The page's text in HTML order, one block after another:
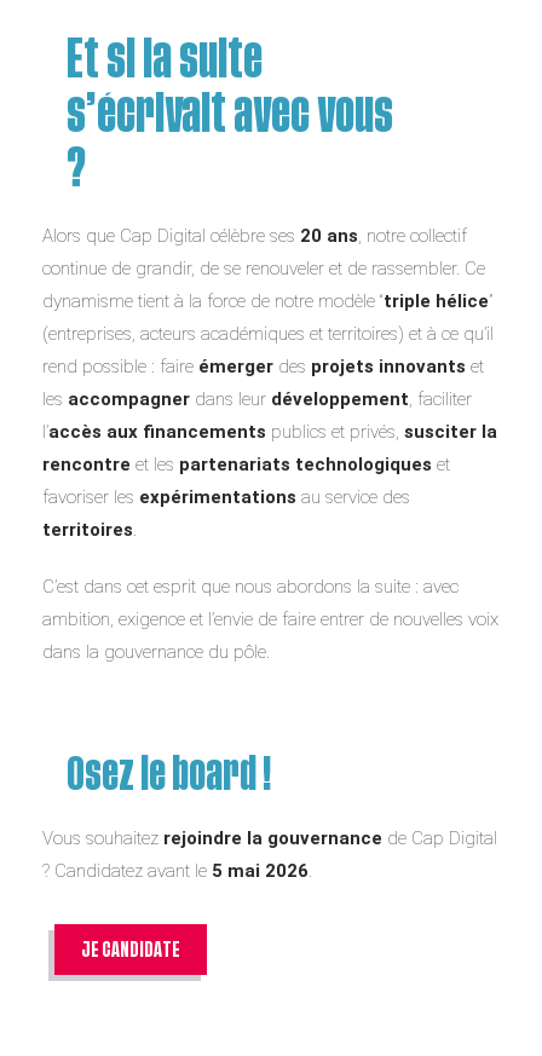
Et si la suite
s’écrivait avec vous
?
Alors que Cap Digital célèbre ses 20 ans, notre collectif
continue de grandir, de se renouveler et de rassembler. Ce
dynamisme tient à la force de notre modèle “triple hélice”
(entreprises, acteurs académiques et territoires) et à ce qu’il
rend possible : faire émerger des projets innovants et
les accompagner dans leur développement, faciliter
l’accès aux financements publics et privés, susciter la
rencontre et les partenariats technologiques et
favoriser les expérimentations au service des
territoires.
C’est dans cet esprit que nous abordons la suite : avec
ambition, exigence et l’envie de faire entrer de nouvelles voix
dans la gouvernance du pôle.
Osez le board !
Vous souhaitez rejoindre la gouvernance de Cap Digital
? Candidatez avant le 5 mai 2026.
JE CANDIDATE